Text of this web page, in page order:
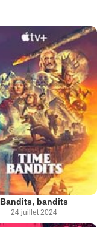
Bandits, bandits
24 juillet 2024